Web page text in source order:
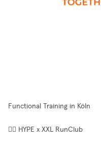
Functional Training in Köln
🏃‍♂️ HYPE x XXL RunClub